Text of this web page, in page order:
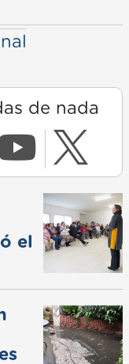
de nada
el